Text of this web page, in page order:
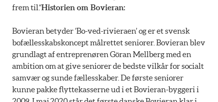
frem til.“Historien om Bovieran:
Bovieran betyder ’Bo-ved-rivieraen’ og er et svensk
bofællesskabskoncept målrettet seniorer. Bovieran blev
grundlagt af entreprenøren Göran Mellberg med en
ambition om at give seniorer de bedste vilkår for socialt
samvær og sunde fællesskaber. De første seniorer
kunne pakke flyttekasserne ud i et Bovieran-byggeri i